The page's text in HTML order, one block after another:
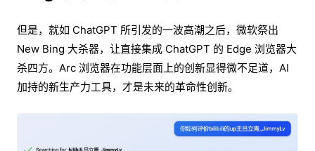
但是，就如 ChatGPT 所引发的一波高潮之后，微软祭出
New Bing 大杀器，让直接集成 ChatGPT 的 Edge 浏览器大
杀四方。Arc 浏览器在功能层面上的创新显得微不足道，AI
加持的新生产力工具，才是未来的革命性创新。